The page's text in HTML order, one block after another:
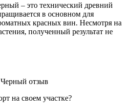
– это технический древний
в основном для
красных вин. Несмотря на
полученный результат не
на своем участке?